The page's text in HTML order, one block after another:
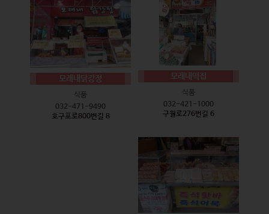
모래내닭강정
식품
032-471-9490
호구포로800번길 8
모래내떡집
식품
032-421-1000
구월로276번길 6